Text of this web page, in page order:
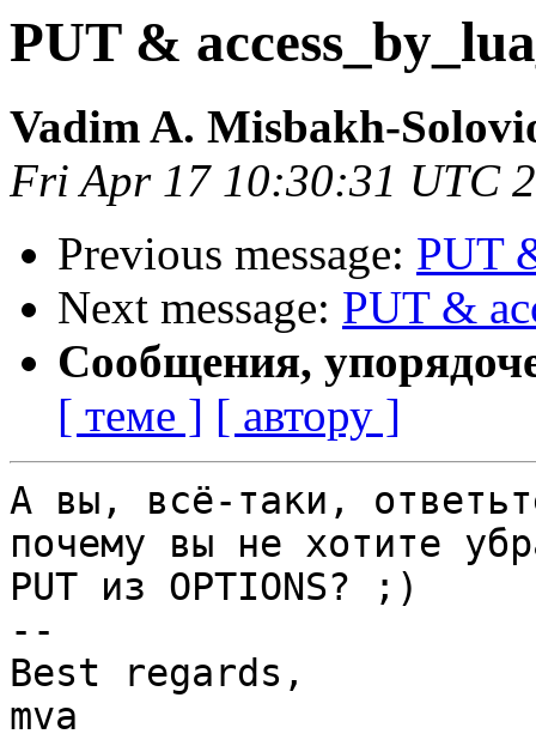
PUT &
Vadim A. Misbakh-
Fri Apr 17 10:30:31 UTC
Previous message: PUT
Next message: PUT &
Сообщения,
[ теме ] [ автору ]
А вы, всё-таки,
почему вы не хотите
PUT из OPTIONS? ;)
--
Best regards,
mva